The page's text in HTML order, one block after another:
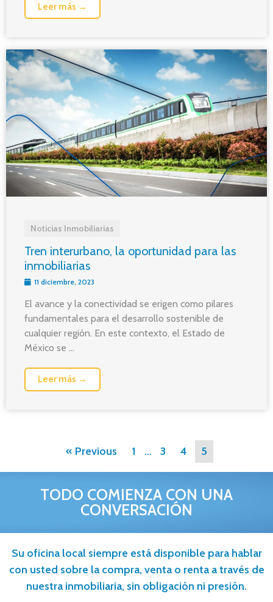
Leer más →
Noticias Inmobiliarias
Tren interurbano, la oportunidad para las
inmobiliarias
11 diciembre, 2023
El avance y la conectividad se erigen como pilares
fundamentales para el desarrollo sostenible de
cualquier región. En este contexto, el Estado de
México se ...
Leer más →
« Previous 1 … 3 4 5
TODO COMIENZA CON UNA
CONVERSACIÓN
Su oficina local siempre está disponible para hablar
con usted sobre la compra, venta o renta a través de
nuestra inmobiliaria, sin obligación ni presión.